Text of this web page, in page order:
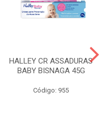
HALLEY CR ASSADURAS
BABY BISNAGA 45G
Código: 955